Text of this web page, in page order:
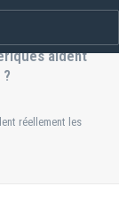
aident
réellement les